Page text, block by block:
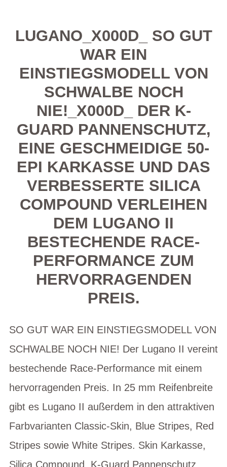
LUGANO_X000D_ SO GUT
WAR EIN
EINSTIEGSMODELL VON
SCHWALBE NOCH
NIE!_X000D_ DER K-
GUARD PANNENSCHUTZ,
EINE GESCHMEIDIGE 50-
EPI KARKASSE UND DAS
VERBESSERTE SILICA
COMPOUND VERLEIHEN
DEM LUGANO II
BESTECHENDE RACE-
PERFORMANCE ZUM
HERVORRAGENDEN
PREIS.
SO GUT WAR EIN EINSTIEGSMODELL VON
SCHWALBE NOCH NIE! Der Lugano II vereint
bestechende Race-Performance mit einem
hervorragenden Preis. In 25 mm Reifenbreite
gibt es Lugano II außerdem in den attraktiven
Farbvarianten Classic-Skin, Blue Stripes, Red
Stripes sowie White Stripes. Skin Karkasse,
Silica Compound, K-Guard Pannenschutz